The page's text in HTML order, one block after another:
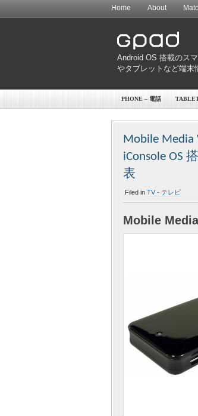
Home About
Android OS 搭載のス
やタブレットなど端末
PHONE – 電話
Mobile
iConsole OS
表
Filed in TV - テレビ
Mobile